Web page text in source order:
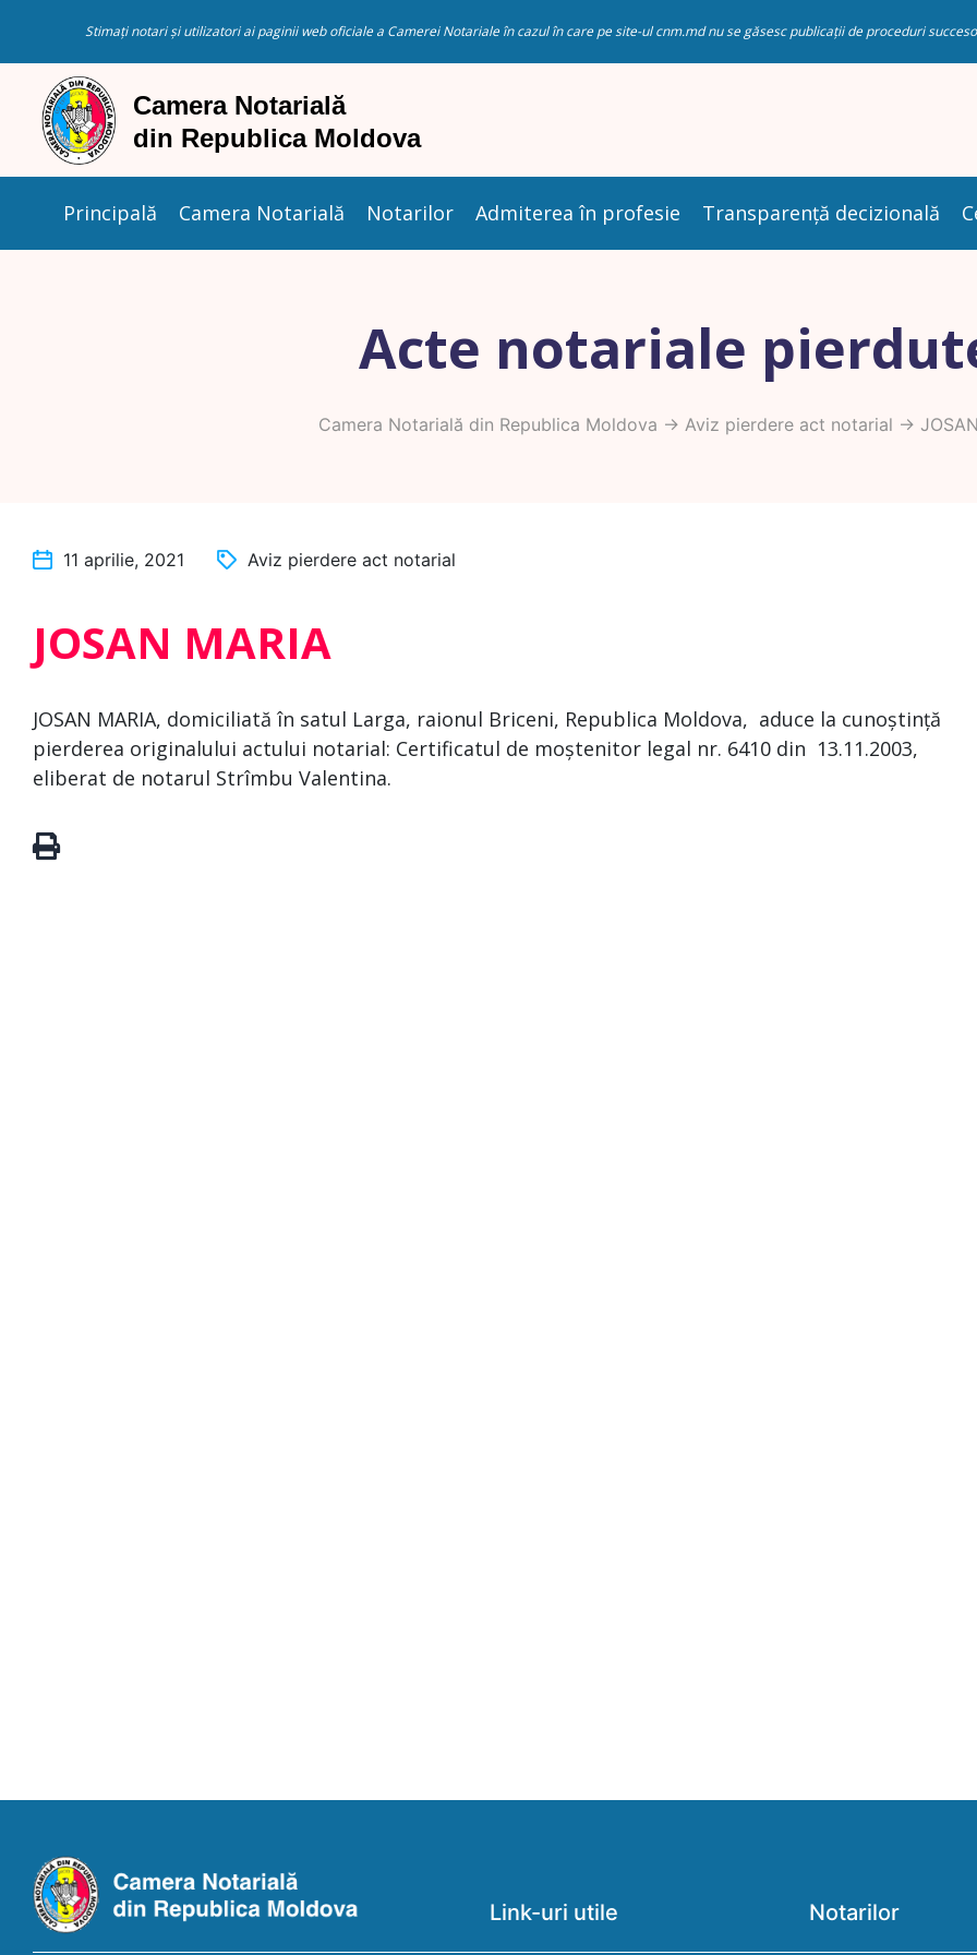
Stimați notari și utilizatori ai paginii web oficiale a Camerei Notariale în cazul în care pe site-ul cnm.md nu se găsesc publicații de proceduri
Principală Camera Notarială Notarilor Admiterea în profesie Transparență decizională
Acte notariale
Camera Notarială din Republica Moldova -> Aviz pierdere act notarial ->
11 aprilie, 2021 Aviz pierdere act notarial
JOSAN MARIA
JOSAN MARIA, domiciliată în satul Larga, raionul Briceni, Republica Moldova, aduce la cunoștință
pierderea originalului actului notarial: Certificatul de moștenitor legal nr. 6410 din 13.11.2003,
eliberat de notarul Strîmbu Valentina.
Link-uri utile Notarilor